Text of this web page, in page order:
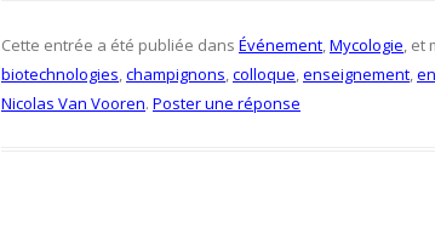
Cette entrée a été publiée dans Événement,Mycologie, et
biotechnologies,champignons,colloque,enseignement,
Nicolas Van Vooren. Poster une réponse